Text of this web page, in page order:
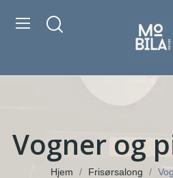
Vogner og
Hjem Frisørsalong